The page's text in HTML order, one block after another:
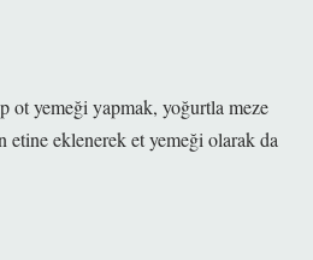
ot yemeği yapmak, yoğurtla meze
eklenerek et yemeği olarak da